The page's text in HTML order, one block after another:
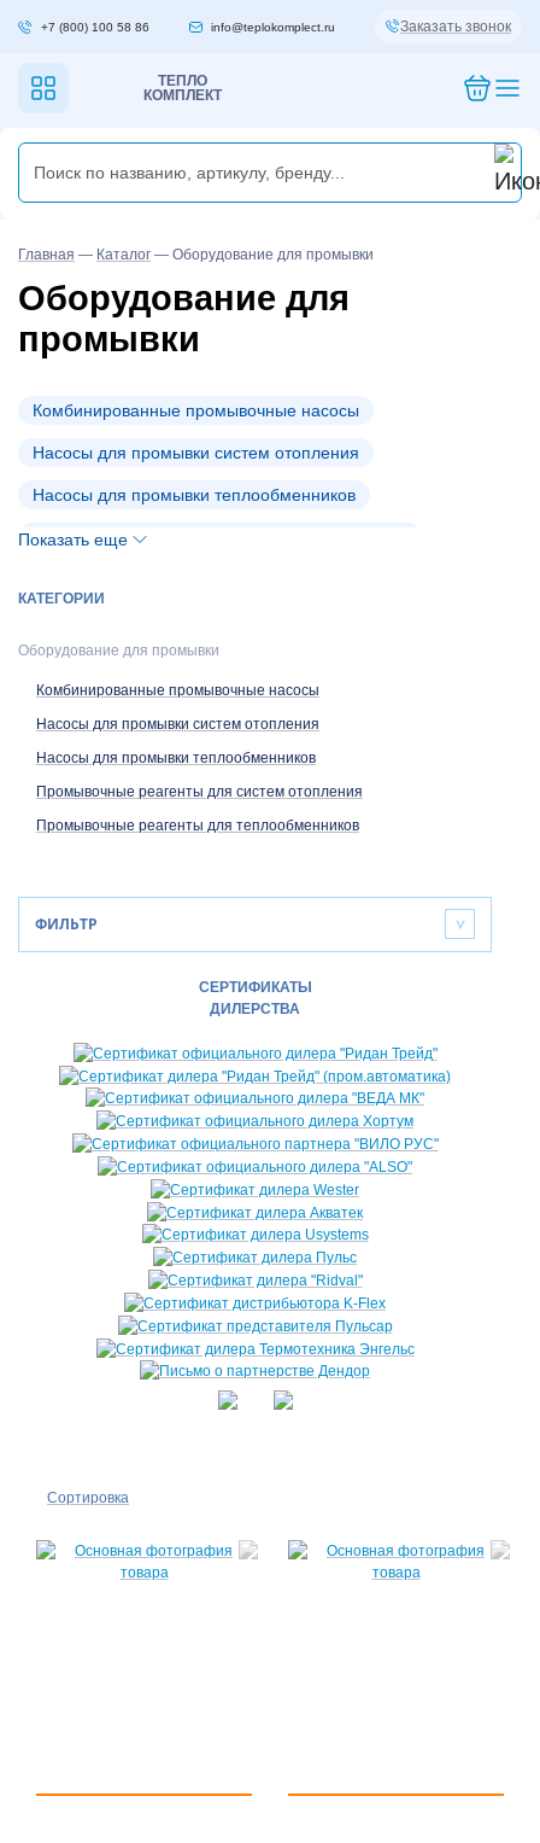
+7 (800) 100 58 86 info@teplokomplect.ru Заказать звонок
ТЕПЛО
КОМПЛЕКТ
Главная — Каталог — Оборудование для промывки
Оборудование для
промывки
Комбинированные промывочные насосы
Насосы для промывки систем отопления
Насосы для промывки теплообменников
Промывочные реагенты для систем отопления
Показать еще
КАТЕГОРИИ
Оборудование для промывки
Комбинированные промывочные насосы
Насосы для промывки систем отопления
Насосы для промывки теплообменников
Промывочные реагенты для систем отопления
Промывочные реагенты для теплообменников
ФИЛЬТР >
СЕРТИФИКАТЫ
ДИЛЕРСТВА
Сортировка
↑